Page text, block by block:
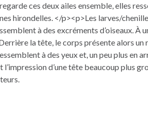
ces deux ailes ensemble, elles
hirondelles. </p><p>Les larves/
à des excréments d’oiseaux. À
la tête, le corps présente alors
à des yeux et, un peu plus en
l’impression d’une tête beaucoup plus